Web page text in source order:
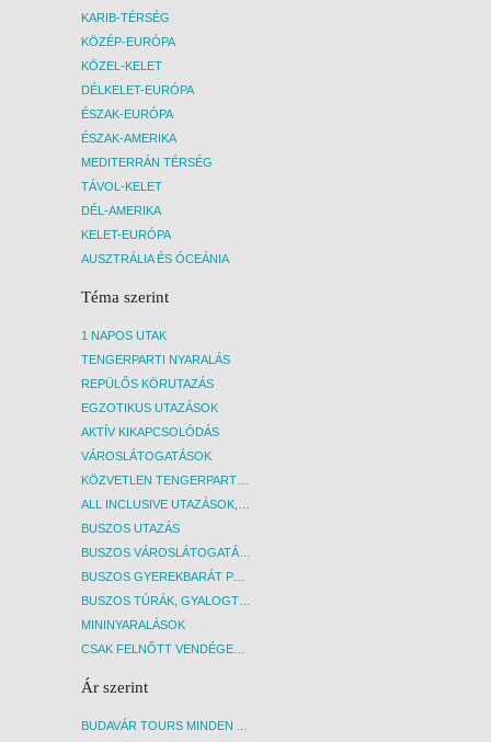
KARIB-TÉRSÉG
KÖZÉP-EURÓPA
KÖZEL-KELET
DÉLKELET-EURÓPA
ÉSZAK-EURÓPA
ÉSZAK-AMERIKA
MEDITERRÁN TÉRSÉG
TÁVOL-KELET
DÉL-AMERIKA
KELET-EURÓPA
AUSZTRÁLIA ÉS ÓCEÁNIA
Téma szerint
1 NAPOS UTAK
TENGERPARTI NYARALÁS
REPÜLŐS KÖRUTAZÁS
EGZOTIKUS UTAZÁSOK
AKTÍV KIKAPCSOLÓDÁS
VÁROSLÁTOGATÁSOK
KÖZVETLEN TENGERPARTI SZÁLLÁSOK
ALL INCLUSIVE UTAZÁSOK, NYARALÁSOK
BUSZOS UTAZÁS
BUSZOS VÁROSLÁTOGATÁSOK
BUSZOS GYEREKBARÁT PROGRAMOK
BUSZOS TÚRÁK, GYALOGTÚRÁK
MININYARALÁSOK
CSAK FELNŐTT VENDÉGEKET FOGADÓ SZÁLLÁSOK
Ár szerint
BUDAVÁR TOURS MINDEN AKCIÓS ÚT